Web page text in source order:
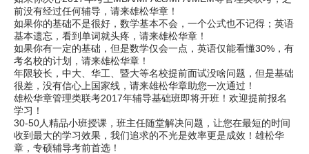
前没有经过任何辅导，请来雄松华章！
如果你的基础不是很好，数学基本不会，一个公式也不记得；英语
基本遗忘，看到单词就头疼，请来雄松华章！
如果你有一定的基础，但是数学仅会一点，英语仅能看懂30%，有
考名校的计划，请来雄松华章！
年限较长，中大、华工、暨大等名校提前面试没啥问题，但是基础
很差，没有信心上国家线，请来雄松华章助您一次通过！
雄松华章管理类联考2017年辅导基础班即将开班！欢迎提前报名
学习！
30-50人精品小班授课，班主任随堂解决问题，让您在最短的时间
收到最大的学习效果，我们追求的不光是效率更是成效！雄松华
章，专硕辅导考前首选！